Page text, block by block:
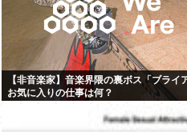
【非音楽家】音楽界隈の裏ボス「ブラ
お気に入りの仕事は何？